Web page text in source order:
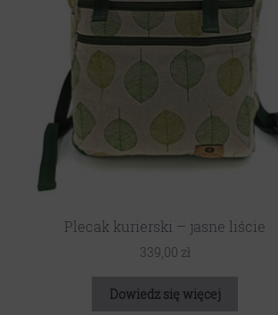
Plecak kurierski – jasne liście
339,00 zł
Dowiedz się więcej